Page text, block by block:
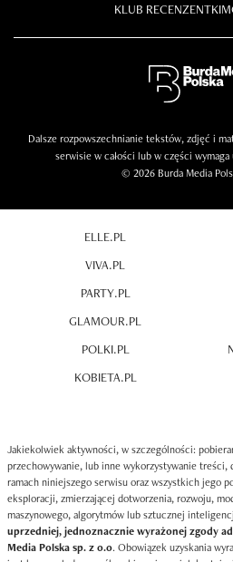
KLUB RECENZENTKI
Dalsze rozpowszechnianie tekstów, zdjęć i
serwisie w całości lub w części
© 2026 Burda Media
ELLE.PL
VIVA.PL
PARTY.PL
GLAMOUR.PL
POLKI.PL
KOBIETA.PL
Jakiekolwiek aktywności, w szczególności:
przechowywanie, lub inne wykorzystywanie
ramach niniejszego serwisu oraz wszystkich jego
eksploracji, zmierzającej dotworzenia, rozwoju,
maszynowego, algorytmów lub sztucznej
uprzedniej, jednoznacznie wyrażonej zgody
Media Polska sp. z o.o. Obowiązek uzyskania